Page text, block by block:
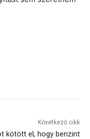
Következő cikk
kötött el, hogy benzint